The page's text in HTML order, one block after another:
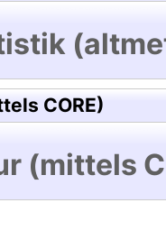
CORE)
(mittels